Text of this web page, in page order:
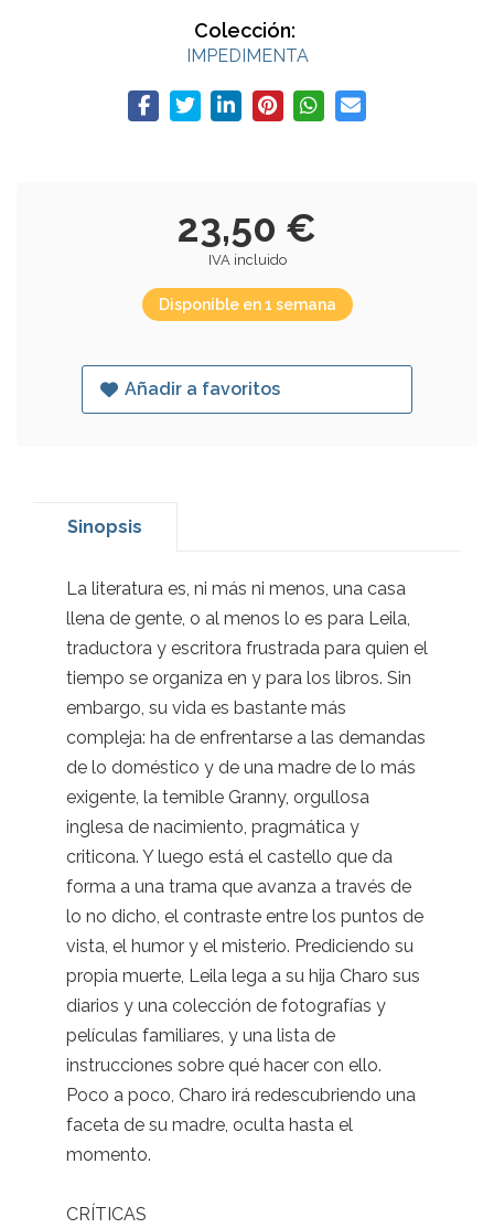
Colección:
IMPEDIMENTA
23,50 €
IVA incluido
Disponible en 1 semana
Añadir a favoritos
Sinopsis
La literatura es, ni más ni menos, una casa
llena de gente, o al menos lo es para Leila,
traductora y escritora frustrada para quien el
tiempo se organiza en y para los libros. Sin
embargo, su vida es bastante más
compleja: ha de enfrentarse a las demandas
de lo doméstico y de una madre de lo más
exigente, la temible Granny, orgullosa
inglesa de nacimiento, pragmática y
criticona. Y luego está el castello que da
forma a una trama que avanza a través de
lo no dicho, el contraste entre los puntos de
vista, el humor y el misterio. Prediciendo su
propia muerte, Leila lega a su hija Charo sus
diarios y una colección de fotografías y
películas familiares, y una lista de
instrucciones sobre qué hacer con ello.
Poco a poco, Charo irá redescubriendo una
faceta de su madre, oculta hasta el
momento.
CRÍTICAS